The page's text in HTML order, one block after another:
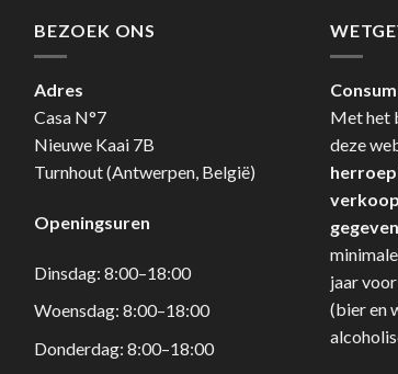
BEZOEK ONS
Adres
Casa N°7
Nieuwe Kaai 7B
Turnhout (Antwerpen, België)
Openingsuren
Dinsdag: 8:00–18:00
Woensdag: 8:00–18:00
Donderdag: 8:00–18:00
Met het
deze
jaar
(bier en